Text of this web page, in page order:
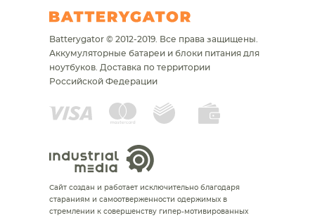
Batterygator © 2012-2019. Все права защищены.
Аккумуляторные батареи и блоки питания для
ноутбуков. Доставка по территории
Российской Федерации
Сайт создан и работает исключительно благодаря
стараниям и самоотверженности одержимых в
стремлении к совершенству гипер-мотивированных